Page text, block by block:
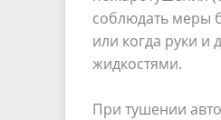
соблюдать меры
или когда руки
жидкостями.
При тушении